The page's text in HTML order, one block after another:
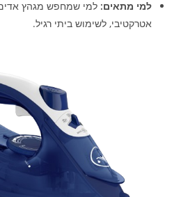
למי מתאים: למי שמחפש מגהץ אדים
אטרקטיבי, לשימוש ביתי רגיל.